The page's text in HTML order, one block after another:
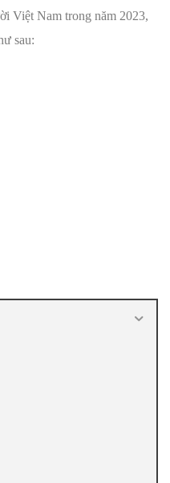
Việt Nam trong năm 2023,
sau: